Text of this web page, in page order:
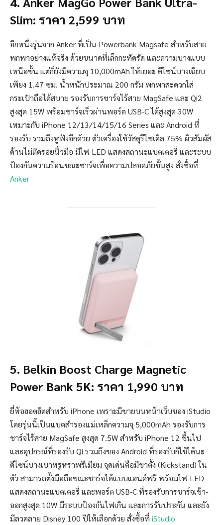
Slim: ราคา 2,599 บาท
อีกหนึ่งรุ่นจาก Anker ที่เป็น Powerbank Magsafe สำหรับสาย
พกพาอย่างแท้จริง ด้วยขนาดที่เล็กกะทัดรัด และความบางแบบ
เหนือขั้น แต่ก็ยังมีความจุ 10,000mAh ให้เยอะ ดีไซน์บางเฉียบ
เพียง 1.47 ซม. น้ำหนักประมาณ 200 กรัม พกพาสะดวกใส่
กระเป๋าถือได้สบาย รองรับการชาร์จไร้สาย MagSafe และ Qi2
สูงสุด 15W พร้อมชาร์จเร็วผ่านพอร์ต USB-C ได้สูงสุด 30W
เหมาะกับ iPhone 12/13/14/15/16 Series และ Android ที่
รองรับ รวมถึงหูฟังอีกด้วย ตัวเครื่องใช้วัสดุรีไซเคิล 75% ผิวสัมผัส
ด้านไม่ติดรอยนิ้วมือ มีไฟ LED แสดงสถานะแบตเตอรี่ และระบบ
ป้องกันความร้อนขณะชาร์จเพื่อความปลอดภัยขั้นสูง สั่งซื้อที่
Anker
5. Belkin Boost Charge Magnetic
Power Bank 5K: ราคา 1,990 บาท
ยี่ห้อฮอตฮิตสำหรับ iPhone เพราะมีขายบนหน้าเว็บของ iStudio
โดยรุ่นนี้เป็นแบตสำรองแม่เหล็กความจุ 5,000mAh รองรับการ
ชาร์จไร้สาย MagSafe สูงสุด 7.5W สำหรับ iPhone 12 ขึ้นไป
และอุปกรณ์ที่รองรับ Qi รวมถึงของ Android ที่รองรับก็ใช้ได้นะ
ดีไซน์บางเบาหรูหราพรีเมียม จุดเด่นคือมีขาตั้ง (Kickstand) ใน
ตัว สามารถตั้งมือถือขณะชาร์จได้แบบแฮนด์ฟรี พร้อมไฟ LED
แสดงสถานะแบตเตอรี่ และพอร์ต USB-C ที่รองรับการชาร์จเข้า-
ออกสูงสุด 10W มีระบบป้องกันไฟเกิน และการรับประกัน และยัง
มีลวดลาย Disney 100 ปีให้เลือกด้วย สั่งซื้อที่ iStudio